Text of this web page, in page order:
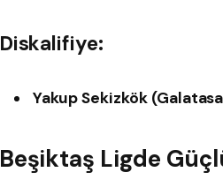
Diskalifiye:
Yakup Sekizkök
Beşiktaş Ligde